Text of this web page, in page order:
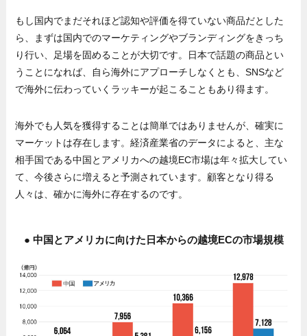
もし国内でまだそれほど認知や評価を得ていない商品だとした
ら、まずは国内でのマーケティングやブランディングをきっち
り行い、足場を固めることが大切です。日本で話題の商品とい
うことになれば、自ら海外にアプローチしなくとも、SNSなど
で海外に伝わっていくラッキーが起こることもあり得ます。
海外でも人気を獲得することは簡単ではありませんが、確実に
マーケットは存在します。経済産業省のデータによると、主な
相手国である中国とアメリカへの越境EC市場は年々拡大してい
て、今後さらに増えると予測されています。顧客となり得る
人々は、確かに海外に存在するのです。
● 中国とアメリカに向けた日本からの越境ECの市場規模